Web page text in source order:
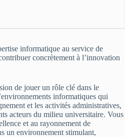
informatique au service de
concrètement à l’innovation
de jouer un rôle clé dans le
informatiques qui
et les activités administratives,
acteurs du milieu universitaire. Vous
et au rayonnement de
un environnement stimulant,